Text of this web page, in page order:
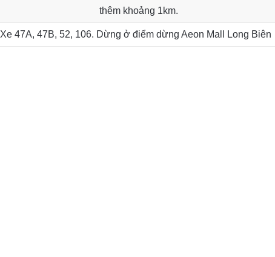
thêm khoảng 1km.
Xe 47A, 47B, 52, 106. Dừng ở điểm dừng Aeon Mall Long Biên